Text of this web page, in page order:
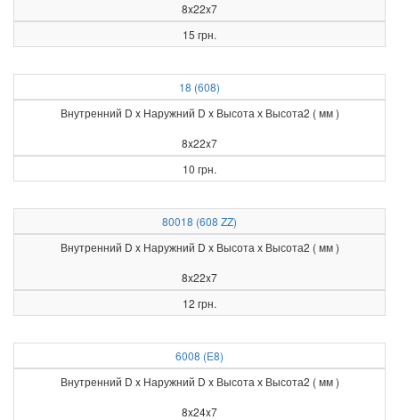
8x22x7
15 грн.
18 (608)
Внутренний D x Наружний D x Высота х Высота2 ( мм )
8x22x7
10 грн.
80018 (608 ZZ)
Внутренний D x Наружний D x Высота х Высота2 ( мм )
8x22x7
12 грн.
6008 (Е8)
Внутренний D x Наружний D x Высота х Высота2 ( мм )
8x24x7